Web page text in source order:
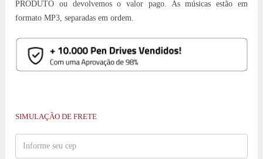
PRODUTO ou devolvemos o valor pago. As músicas estão em
formato MP3, separadas em ordem.
SIMULAÇÃO DE FRETE